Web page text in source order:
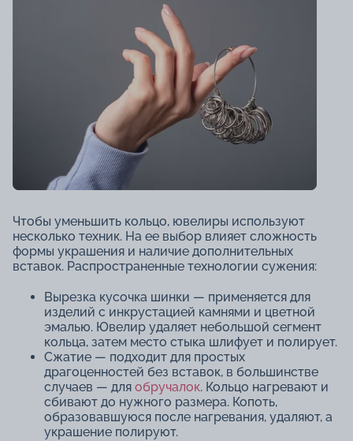
Чтобы уменьшить кольцо, ювелиры используют
несколько техник. На ее выбор влияет сложность
формы украшения и наличие дополнительных
вставок. Распространенные технологии сужения:
Вырезка кусочка шинки — применяется для
изделий с инкрустацией камнями и цветной
эмалью. Ювелир удаляет небольшой сегмент
кольца, затем место стыка шлифует и полирует.
Сжатие — подходит для простых
драгоценностей без вставок, в большинстве
случаев — для обручалок. Кольцо нагревают и
сбивают до нужного размера. Копоть,
образовавшуюся после нагревания, удаляют, а
украшение полируют.